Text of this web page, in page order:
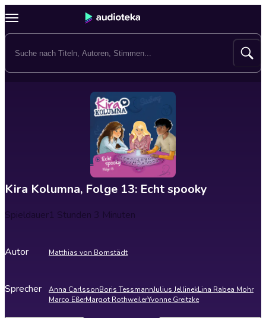
Kira Kolumna, Folge 13: Echt spooky
Spieldauer1 Stunden 3 Minuten
Autor Matthias von Bornstädt
Sprecher Anna CarlssonBoris TessmannJulius JellinekLina Rabea Mohr
Marco EßerMargot RothweilerYvonne Greitzke